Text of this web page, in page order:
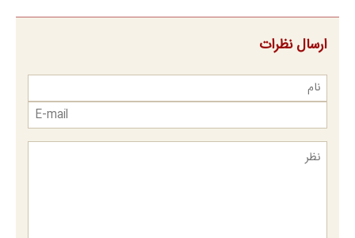
می‌کنی✅پرسشنامه
ارسال نظرات